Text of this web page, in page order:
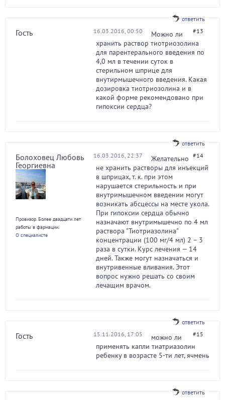
ответить
Гость 16.03.2016, 00:50 #13
Можно ли
хранить раствор тиотриозолина
для парентерального введения по
4,0 мл в течении суток в
стерильном шприце для
внутирмышечного введения. Какая
дозировка тиотриозолина и в
какой форме рекомендовано при
гипоксии сердца?
ответить
Болоховец Любовь
Георгиевна
Провизор. Более двадцати лет
работы в фармации.
О специалисте
16.03.2016, 22:37 #14
Желательно
не хранить растворы для инъекций
в шприцах, т. к. при этом
нарушается стерильность и при
внутримышечном введении могут
возникать абсцессы на месте укола.
При гипоксии сердца обычно
назначают внутримышечно по 4 мл
раствора "Тиотриазолина"
концентрации (100 мг/4 мл) 2 – 3
раза в сутки. Курс лечения — 14
дней. Также могут назначаться и
внутривенные вливания. Этот
вопрос нужно решать со своим
лечащим врачом.
ответить
Гость 15.11.2016, 17:05 #15
можно ли
применять капли тиатриазолин
ребенку в возрасте 5-ти лет, ячмень
ответить